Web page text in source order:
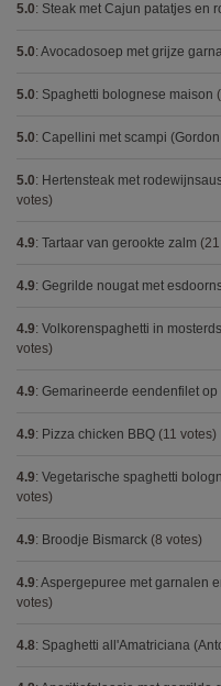
5.0: Steak met Cajun patatjes en
5.0: Avocadosoep met grijze
5.0: Spaghetti bolognese maison
5.0: Capellini met scampi
5.0: Hertensteak met
votes)
4.9: Tartaar van gerookte zalm
4.9: Gegrilde nougat met
4.9: Volkorenspaghetti in
votes)
4.9: Gemarineerde eendenfilet
4.9: Pizza chicken BBQ (11 votes)
4.9: Vegetarische spaghetti
votes)
4.9: Broodje Bismarck (8 votes)
4.9: Aspergepuree met garnalen
votes)
4.8: Spaghetti all'Amatriciana